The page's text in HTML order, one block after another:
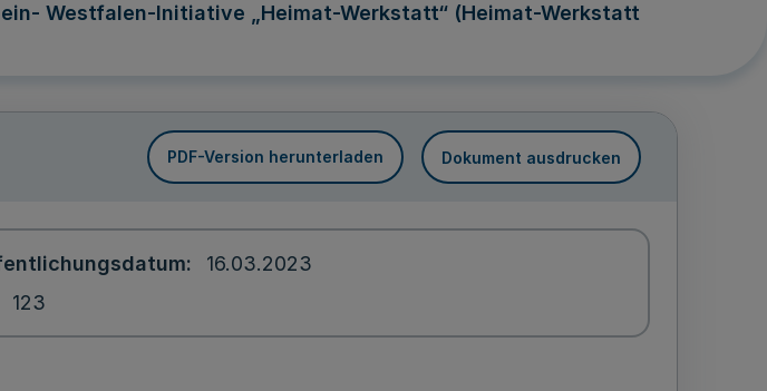
Westfalen-Initiative „Heimat-Werkstatt“ (Heimat-Werkstatt
PDF-Version herunterladen Dokument ausdrucken
16.03.2023
123